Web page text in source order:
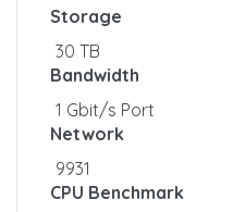
Storage
30 TB
Bandwidth
1 Gbit/s Port
Network
9931
CPU Benchmark